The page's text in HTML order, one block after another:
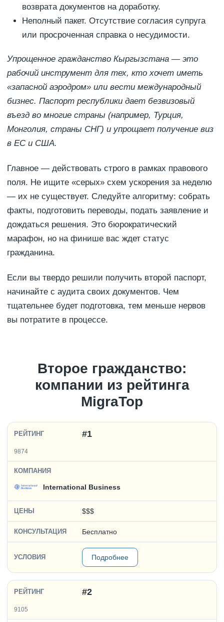
возврата документов на доработку.
Неполный пакет. Отсутствие согласия супруга
или просроченная справка о несудимости.
Упрощенное гражданство Кыргызстана — это
рабочий инструмент для тех, кто хочет иметь
«запасной аэродром» или вести международный
бизнес. Паспорт республики дает безвизовый
въезд во многие страны (например, Турция,
Монголия, страны СНГ) и упрощает получение виз
в ЕС и США.
Главное — действовать строго в рамках правового
поля. Не ищите «серых» схем ускорения за неделю
— их не существует. Следуйте алгоритму: собрать
факты, подготовить переводы, подать заявление и
дождаться решения. Это бюрократический
марафон, но на финише вас ждет статус
гражданина.
Если вы твердо решили получить второй паспорт,
начинайте с аудита своих документов. Чем
тщательнее будет подготовка, тем меньше нервов
вы потратите в процессе.
Второе гражданство:
компании из рейтинга
MigraTop
#1
9874
International Business
$$$
Бесплатно
Подробнее
#2
9105